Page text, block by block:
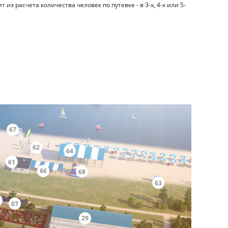
расчета количества человек по путевке - в 3-х, 4-х или 5-
07
29
61
62
63
64
66
67
68